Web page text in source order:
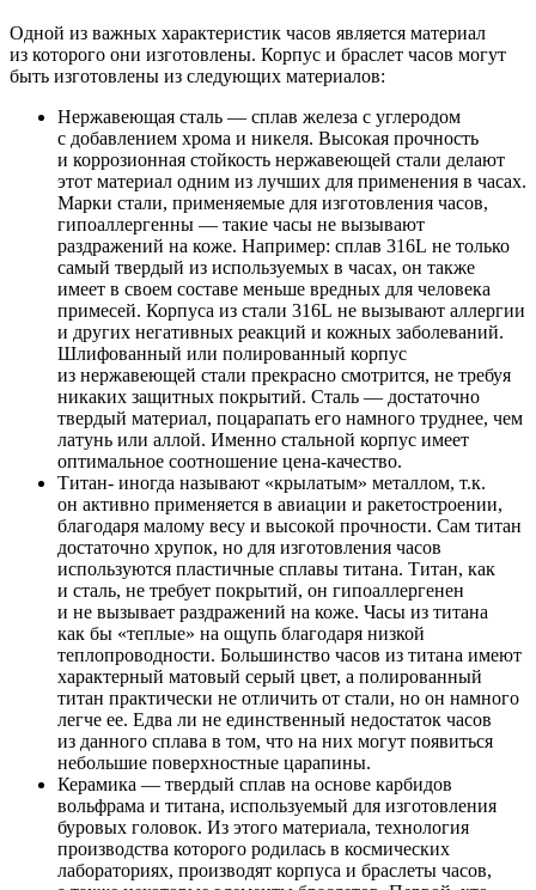
Одной из важных характеристик часов является материал
из которого они изготовлены. Корпус и браслет часов могут
быть изготовлены из следующих материалов:
Нержавеющая сталь — сплав железа с углеродом
с добавлением хрома и никеля. Высокая прочность
и коррозионная стойкость нержавеющей стали делают
этот материал одним из лучших для применения в часах.
Марки стали, применяемые для изготовления часов,
гипоаллергенны — такие часы не вызывают
раздражений на коже. Например: сплав 316L не только
самый твердый из используемых в часах, он также
имеет в своем составе меньше вредных для человека
примесей. Корпуса из стали 316L не вызывают аллергии
и других негативных реакций и кожных заболеваний.
Шлифованный или полированный корпус
из нержавеющей стали прекрасно смотрится, не требуя
никаких защитных покрытий. Сталь — достаточно
твердый материал, поцарапать его намного труднее, чем
латунь или аллой. Именно стальной корпус имеет
оптимальное соотношение цена-качество.
Титан- иногда называют «крылатым» металлом, т.к.
он активно применяется в авиации и ракетостроении,
благодаря малому весу и высокой прочности. Сам титан
достаточно хрупок, но для изготовления часов
используются пластичные сплавы титана. Титан, как
и сталь, не требует покрытий, он гипоаллергенен
и не вызывает раздражений на коже. Часы из титана
как бы «теплые» на ощупь благодаря низкой
теплопроводности. Большинство часов из титана имеют
характерный матовый серый цвет, а полированный
титан практически не отличить от стали, но он намного
легче ее. Едва ли не единственный недостаток часов
из данного сплава в том, что на них могут появиться
небольшие поверхностные царапины.
Керамика — твердый сплав на основе карбидов
вольфрама и титана, используемый для изготовления
буровых головок. Из этого материала, технология
производства которого родилась в космических
лабораториях, производят корпуса и браслеты часов,